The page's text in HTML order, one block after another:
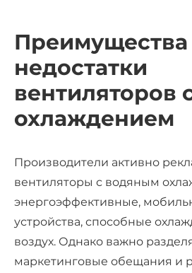
Преимущества
недостатки
вентиляторов
охлаждением
Производители активно
вентиляторы с водяным
энергоэффективные,
устройства, способные
воздух. Однако важно
маркетинговые обещания и